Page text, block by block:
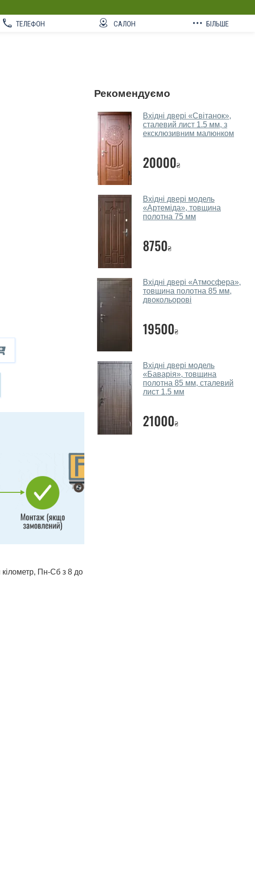
ТЕЛЕФОН САЛОН БІЛЬШЕ
кілометр, Пн-Сб з 8 до
Рекомендуємо
Вхідні двері «Світанок»,
сталевий лист 1.5 мм, з
ексклюзивним малюнком
20000₴
Вхідні двері модель
«Артеміда», товщина
полотна 75 мм
8750₴
Вхідні двері «Атмосфера»,
товщина полотна 85 мм,
двокольорові
19500₴
Вхідні двері модель
«Баварія», товщина
полотна 85 мм, сталевий
лист 1.5 мм
21000₴